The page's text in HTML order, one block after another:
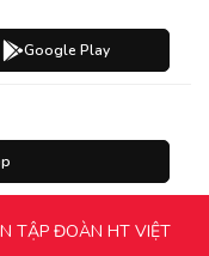
Google Play
TẬP ĐOÀN HT VIỆT